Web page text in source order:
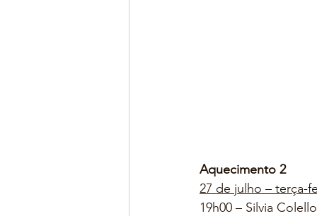
Aquecimento 2
27 de julho – terça-
19h00 – Silvia Colello